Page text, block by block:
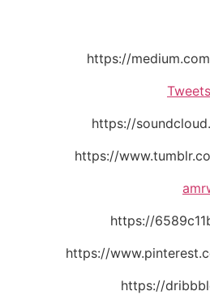
https://
https://
https://
https://
https://
https://